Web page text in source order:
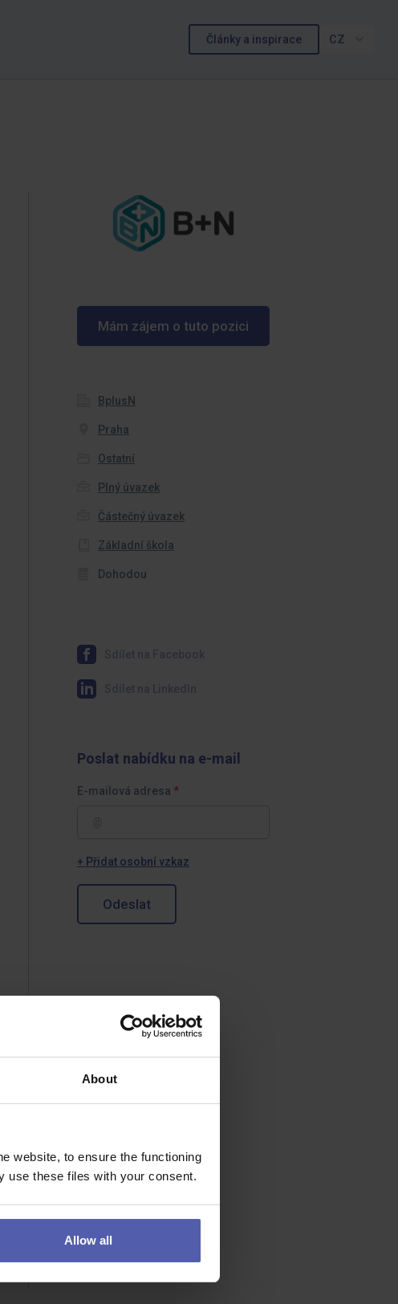
About
website, to ensure the functioning
use these files with your consent.
Allow all
Články a inspirace CZ
Mám zájem o tuto pozici
BplusN
Praha
Ostatní
Plný úvazek
Částečný úvazek
Základní škola
Dohodou
Poslat nabídku na e-mail
E-mailová adresa
+ Přidat osobní vzkaz
Odeslat